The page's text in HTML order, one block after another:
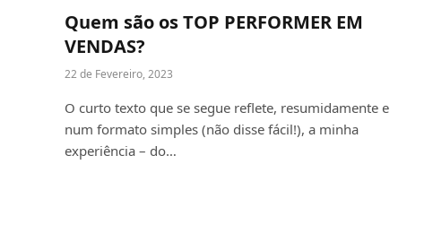
Quem são os TOP PERFORMER EM
VENDAS?
22 de Fevereiro, 2023
O curto texto que se segue reflete, resumidamente e
num formato simples (não disse fácil!), a minha
experiência – do…